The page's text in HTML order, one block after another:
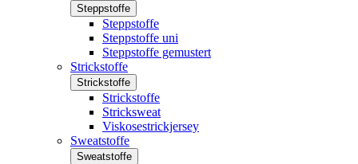
Steppstoffe
Steppstoffe
Steppstoffe uni
Steppstoffe gemustert
Strickstoffe
Strickstoffe
Strickstoffe
Stricksweat
Viskosestrickjersey
Sweatstoffe
Sweatstoffe